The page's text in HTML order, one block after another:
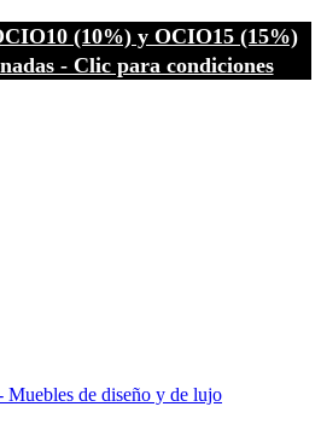
(10%) y OCIO15 (15%)
- Clic para condiciones